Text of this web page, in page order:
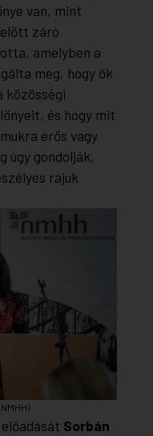
van, mint
záró
amelyben a
meg, hogy ők
közösségi
és hogy mit
erős vagy
úgy gondolják,
rájuk
Sorbán